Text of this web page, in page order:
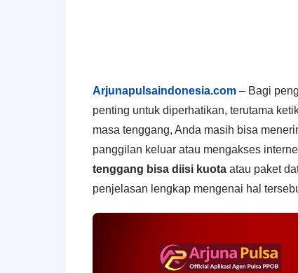
Arjunapulsaindonesia.com – Bagi
penting untuk diperhatikan, terutama
masa tenggang, Anda masih bisa
panggilan keluar atau mengakses
tenggang bisa diisi kuota atau paket
penjelasan lengkap mengenai hal